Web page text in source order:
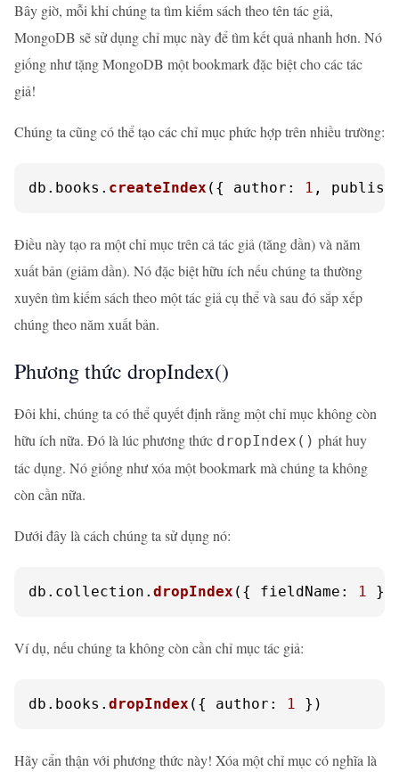
Bây giờ, mỗi khi chúng ta tìm kiếm sách theo tên tác giả,
MongoDB sẽ sử dụng chỉ mục này để tìm kết quả nhanh hơn. Nó
giống như tặng MongoDB một bookmark đặc biệt cho các tác
giả!
Chúng ta cũng có thể tạo các chỉ mục phức hợp trên nhiều trường:
db. books . createIndex ({ author : 1 ,
Điều này tạo ra một chỉ mục trên cả tác giả (tăng dần) và năm
xuất bản (giảm dần). Nó đặc biệt hữu ích nếu chúng ta thường
xuyên tìm kiếm sách theo một tác giả cụ thể và sau đó sắp xếp
chúng theo năm xuất bản.
Phương thức dropIndex()
Đôi khi, chúng ta có thể quyết định rằng một chỉ mục không còn
hữu ích nữa. Đó là lúc phương thức dropIndex() phát huy
tác dụng. Nó giống như xóa một bookmark mà chúng ta không
còn cần nữa.
Dưới đây là cách chúng ta sử dụng nó:
db. collection . dropIndex ({ fieldName : 1 })
Ví dụ, nếu chúng ta không còn cần chỉ mục tác giả:
db. books . dropIndex ({ author : 1 })
Hãy cẩn thận với phương thức này! Xóa một chỉ mục có nghĩa là